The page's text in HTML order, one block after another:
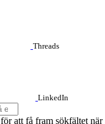
Threads
LinkedIn
för att få fram sökfältet när